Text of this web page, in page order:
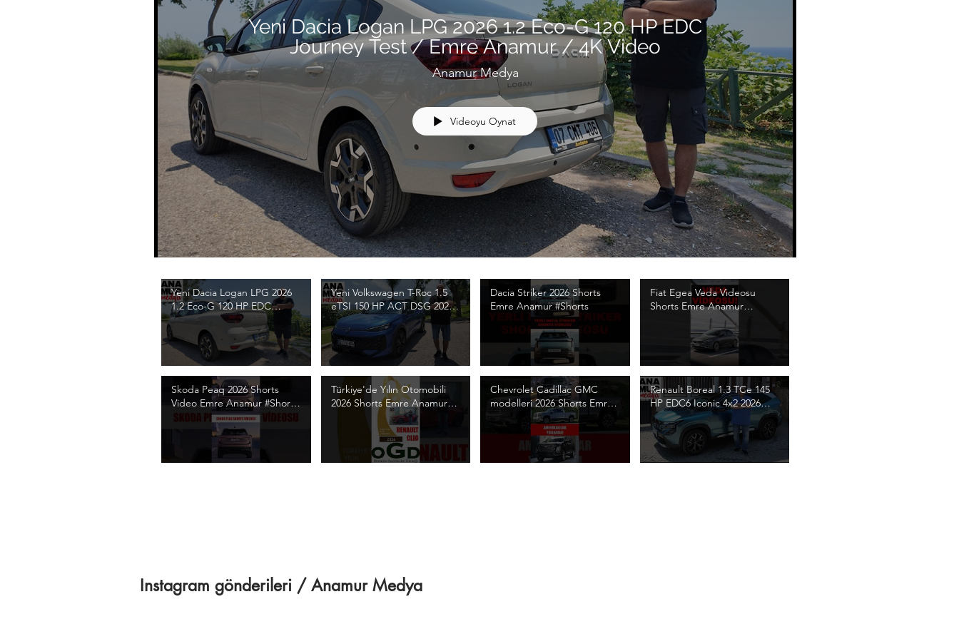
Yeni Dacia Logan LPG 2026 1.2 Eco-G 120 HP EDC
Journey Test / Emre Anamur / 4K Video
Anamur Medya
Videoyu Oynat
Yeni Dacia Logan LPG 2026
1.2 Eco-G 120 HP EDC
Journey Test / Emre Anamur
/ 4K Video
Yeni Volkswagen T-Roc 1.5
eTSI 150 HP ACT DSG 2026
Test / Emre Anamur / 4K
Video
Dacia Striker 2026 Shorts
Emre Anamur #Shorts
Fiat Egea Veda Videosu
Shorts Emre Anamur
#Shorts #FiatEgea
Skoda Peaq 2026 Shorts
Video Emre Anamur #Shorts
#SkodaPeaq
#SkodaPeaqShorts
Türkiye'de Yılın Otomobili
2026 Shorts Emre Anamur
#Shorts #OGD #TYO2026
Chevrolet Cadillac GMC
modelleri 2026 Shorts Emre
Anamur #Shorts
#emreanamur
#anamurmedya #otomobil
Renault Boreal 1.3 TCe 145
HP EDC6 Iconic 4x2 2026
Test / Clio'yu geçecek! /
Emre Anamur / 4K Video
Instagram gönderileri / Anamur Medya